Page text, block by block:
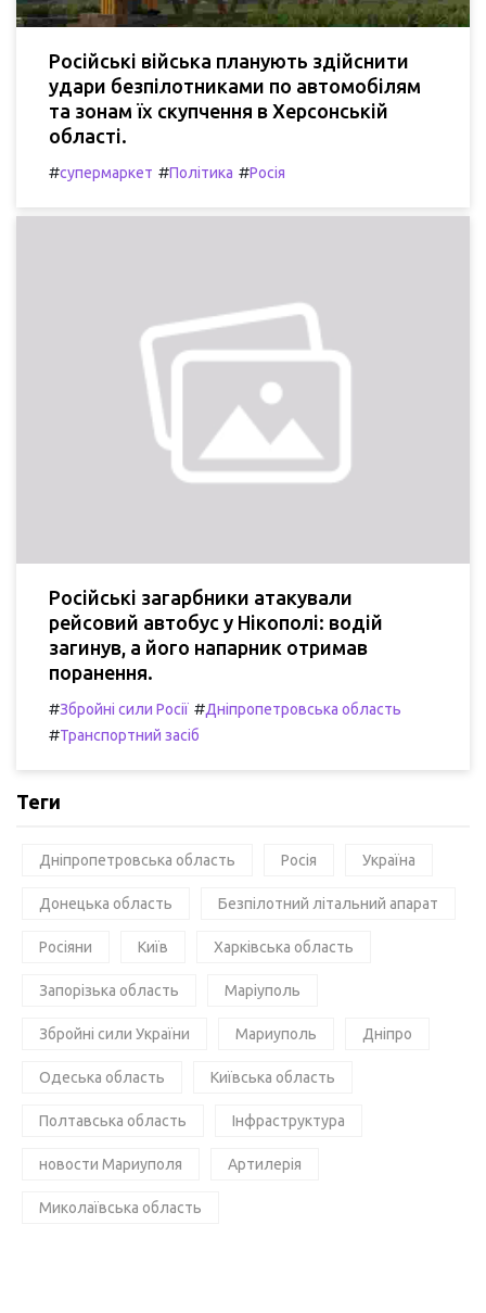
Російські війська планують здійснити
удари безпілотниками по автомобілям
та зонам їх скупчення в Херсонській
області.
#супермаркет #Політика #Росія
Російські загарбники атакували
рейсовий автобус у Нікополі: водій
загинув, а його напарник отримав
поранення.
#Збройні сили Росії #Дніпропетровська область
#Транспортний засіб
Теги
Дніпропетровська область Росія Україна
Донецька область Безпілотний літальний апарат
Росіяни Київ Харківська область
Запорізька область Маріуполь
Збройні сили України Мариуполь Дніпро
Одеська область Київська область
Полтавська область Інфраструктура
новости Мариуполя Артилерія
Миколаївська область